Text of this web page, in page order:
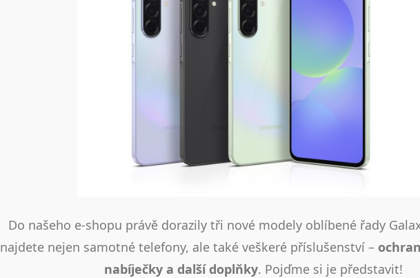
Do našeho e-shopu právě dorazily tři nové modely oblíbené řady
najdete nejen samotné telefony, ale také veškeré příslušenství –
nabíječky a další doplňky. Pojďme si je představit!